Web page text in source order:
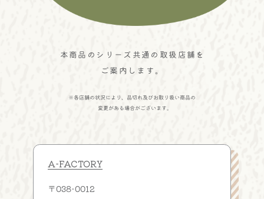
本商品のシリーズ共通の取扱店舗を
ご案内します。
※ 各店舗の状況により、品切れ及びお取り扱い商品の
変更がある場合がございます。
A-FACTORY
〒038-0012